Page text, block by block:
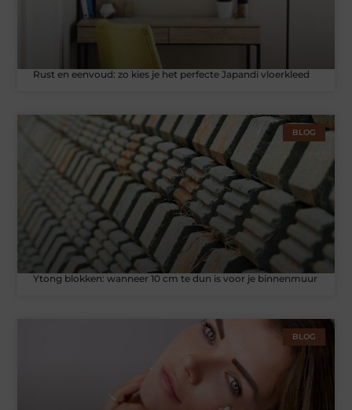
Rust en eenvoud: zo kies je het perfecte Japandi vloerkleed
BLOG
Ytong blokken: wanneer 10 cm te dun is voor je binnenmuur
BLOG